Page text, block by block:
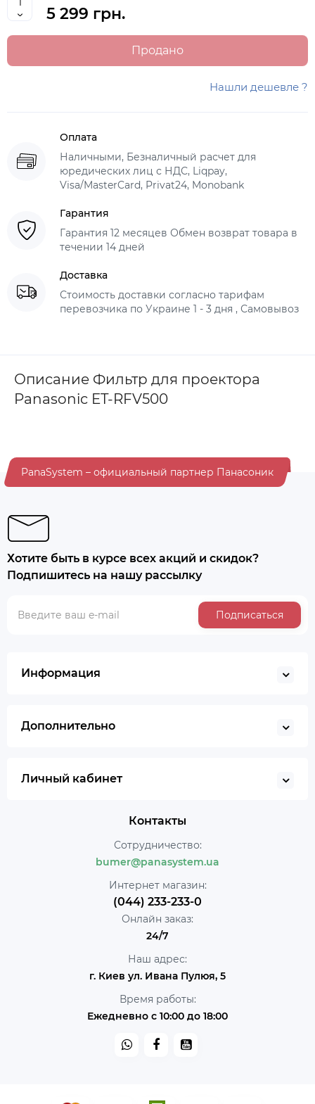
5 299 грн.
Продано
Нашли дешевле ?
Оплата
Наличными, Безналичный расчет для
юредических лиц с НДС, Liqpay,
Visa/MasterCard, Privat24, Monobank
Гарантия
Гарантия 12 месяцев Обмен возврат товара в
течении 14 дней
Доставка
Стоимость доставки согласно тарифам
перевозчика по Украине 1 - 3 дня , Самовывоз
Описание Фильтр для проектора
Panasonic ET-RFV500
PanaSystem – официальный партнер Панасоник
Хотите быть в курсе всех акций и скидок?
Подпишитесь на нашу рассылку
Подписаться
Информация
Дополнительно
Личный кабинет
Контакты
Сотрудничество:
bumer@panasystem.ua
Интернет магазин:
(044) 233-233-0
Онлайн заказ:
24/7
Наш адрес:
г. Киев ул. Ивана Пулюя, 5
Время работы:
Ежедневно с 10:00 до 18:00